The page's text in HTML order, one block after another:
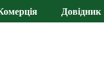
Довідник